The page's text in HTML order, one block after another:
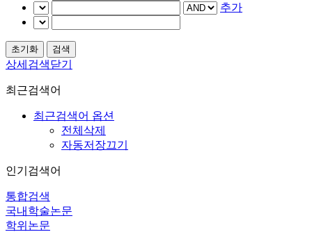
추가
상세검색닫기
최근검색어
최근검색어 옵션
전체삭제
자동저장끄기
인기검색어
통합검색
국내학술논문
학위논문